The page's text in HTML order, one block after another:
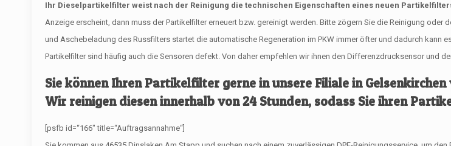
Ihr Dieselpartikelfilter weist nach der Reinigung die technischen Eigenschaften eines neuen
Anzeige erscheint, dann muss der Partikelfilter erneuert bzw. gereinigt werden. Bitte zögern Sie die Reinigung
und Aschebeladung des Russfilters startet die automatische Regeneration im PKW immer öfter und dadurch kann
Partikelfilter sind häufig auch die Sensoren defekt. Von daher empfehlen wir ihnen den Differenzdrucksensor und
Sie können Ihren Partikelfilter gerne in unsere Filiale in
Wir reinigen diesen innerhalb von 24 Stunden, sodass Sie ihren
[psfb id=“166″ title=“Auftragsannahme“]